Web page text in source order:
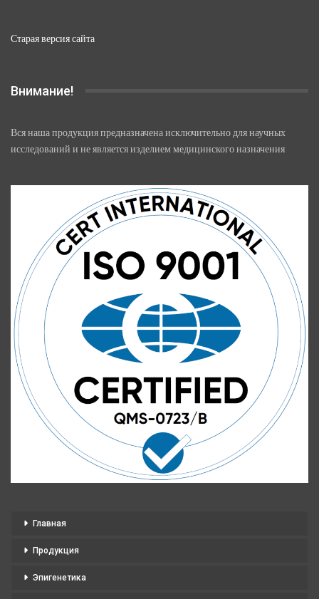
Старая версия сайта
Внимание!
Вся наша продукция предназначена исключительно для научных
исследований и не является изделием медицинского назначения
Главная
Продукция
Эпигенетика